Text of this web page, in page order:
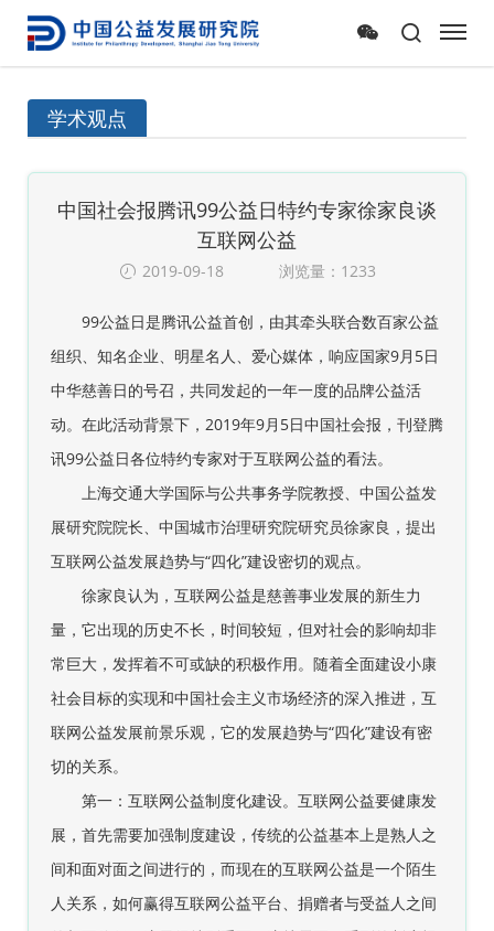
学术观点
中国社会报腾讯99公益日特约专家徐家良谈
互联网公益
2019-09-18 浏览量：1233
99公益日是腾讯公益首创，由其牵头联合数百家公益
组织、知名企业、明星名人、爱心媒体，响应国家9月5日
中华慈善日的号召，共同发起的一年一度的品牌公益活
动。在此活动背景下，2019年9月5日中国社会报，刊登腾
讯99公益日各位特约专家对于互联网公益的看法。
上海交通大学国际与公共事务学院教授、中国公益发
展研究院院长、中国城市治理研究院研究员徐家良，提出
互联网公益发展趋势与“四化”建设密切的观点。
徐家良认为，互联网公益是慈善事业发展的新生力
量，它出现的历史不长，时间较短，但对社会的影响却非
常巨大，发挥着不可或缺的积极作用。随着全面建设小康
社会目标的实现和中国社会主义市场经济的深入推进，互
联网公益发展前景乐观，它的发展趋势与“四化”建设有密
切的关系。
第一：互联网公益制度化建设。互联网公益要健康发
展，首先需要加强制度建设，传统的公益基本上是熟人之
间和面对面之间进行的，而现在的互联网公益是一个陌生
人关系，如何赢得互联网公益平台、捐赠者与受益人之间